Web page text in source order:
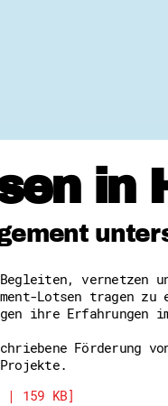
- Viele
engagiert - Digitale
Hessen
dich schlau
in Hessen
und
+
in
vernetzen
Lotsen tragen
ihre Erfahrungen
Förderung
| 159 KB]